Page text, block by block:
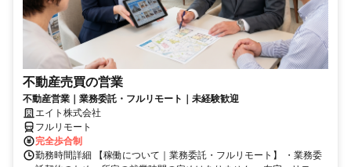
不動産売買の営業
不動産営業｜業務委託・フルリモート｜未経験歓迎
エイト株式会社
フルリモート
完全歩合制
勤務時間詳細 【稼働について｜業務委託・フルリモート】 ・業務委